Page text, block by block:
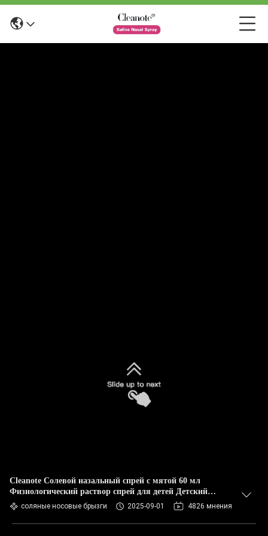
Cleanote Солевой назальный спрей с мятой 60 мл
Физиологический раствор спрей для детей Детский
насморк Освежающий Мягкий
соляные носовые брызги 2025-09-01 4826 мнения